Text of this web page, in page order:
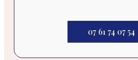
07 61 74 07 54